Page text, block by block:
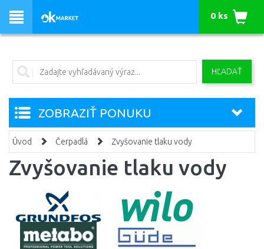
HĽADAŤ
0 ks
ZOBRAZIŤ PONUKU
Úvod Čerpadlá Zvyšovanie tlaku vody
Zvyšovanie tlaku vody